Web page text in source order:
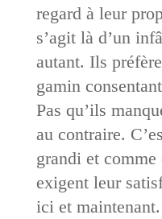
regard à leur
s’agit là d’un
autant. Ils
gamin
Pas qu’ils
au contraire.
grandi et comme
exigent leur
ici et